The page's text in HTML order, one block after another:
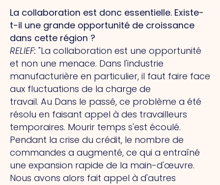
La collaboration est donc essentielle. Existe-
t-il une grande opportunité de croissance
dans cette région ?
RELIEF: "La collaboration est une opportunité
et non une menace. Dans l'industrie
manufacturière en particulier, il faut faire face
aux fluctuations de la charge de
travail. Au Dans le passé, ce problème a été
résolu en faisant appel à des travailleurs
temporaires. Mourir temps s'est écoulé.
Pendant la crise du crédit, le nombre de
commandes a augmenté, ce qui a entraîné
une expansion rapide de la main-d'œuvre.
Nous avons alors fait appel à d'autres